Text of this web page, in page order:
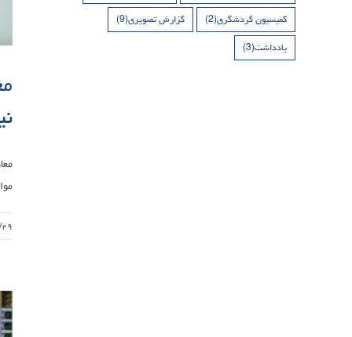
کمیسیون گردشگری(2) گزارش تصویری(9)
یادداشت(3)